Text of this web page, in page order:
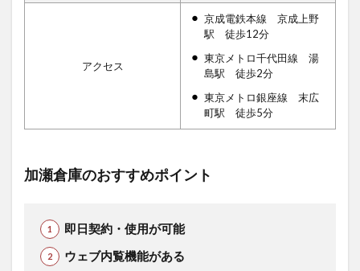
アクセス
京成電鉄本線 京成上野
駅 徒歩12分
東京メトロ千代田線 湯
島駅 徒歩2分
東京メトロ銀座線 末広
町駅 徒歩5分
加瀬倉庫のおすすめポイント
即日契約・使用が可能
ウェブ内覧機能がある